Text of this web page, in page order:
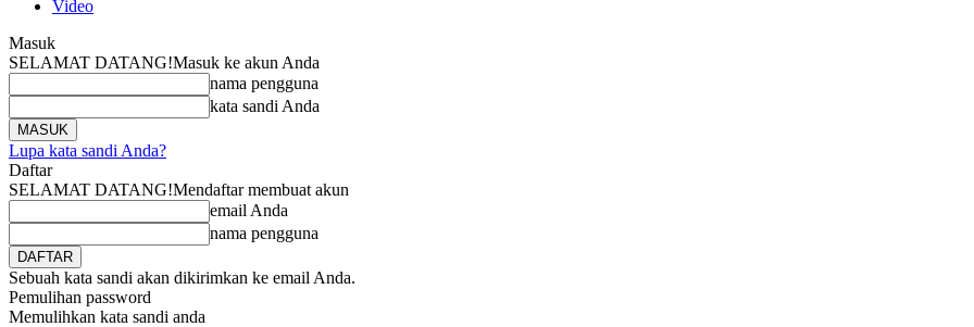
Video
Masuk
SELAMAT DATANG!Masuk ke akun Anda
nama pengguna
kata sandi Anda
Lupa kata sandi Anda?
Daftar
SELAMAT DATANG!Mendaftar membuat akun
email Anda
nama pengguna
Sebuah kata sandi akan dikirimkan ke email Anda.
Pemulihan password
Memulihkan kata sandi anda